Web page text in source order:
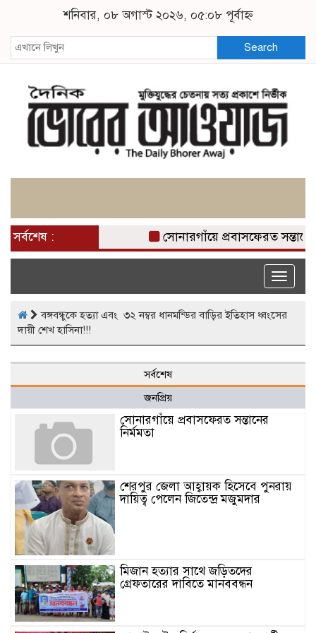
শনিবার, ০৮ অগাস্ট ২০২৬, ০৫:০৮ পূর্বাহ্ন
Search
সর্বশেষ : সোনারগাঁয়ে প্রবাসফেরত
Toggle
বঙ্গবন্ধুকে হত্যা এবং ৩২ নম্বর ধানমন্ডির বাড়ির ইতিহাস ধ্বংসের
দায়ী শেখ হাসিনা!!!
সর্বশেষ
জনপ্রিয়
সোনারগাঁয়ে প্রবাসফেরত সন্তানের
নির্মমতা
শেরপুর জেলা আহ্বায়ক হিসেবে পুনরায়
দায়িত্ব পেলেন জিতেন্দ্র মজুমদার
মিজান হত্যার সাথে জড়িতদের
গ্রেফতারের দাবিতে মানববন্ধন